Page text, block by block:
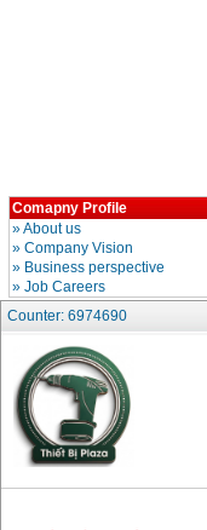
Comapny Profile
»About us
» Company Vision
» Business perspective
» Job Careers
Counter: 6974690